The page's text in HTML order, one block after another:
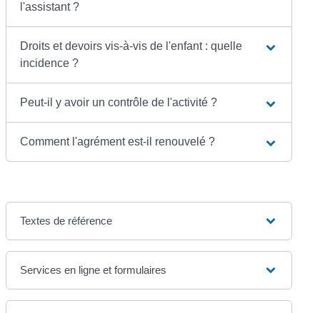
l'assistant ?
Droits et devoirs vis-à-vis de l'enfant : quelle
incidence ?
Peut-il y avoir un contrôle de l'activité ?
Comment l'agrément est-il renouvelé ?
Textes de référence
Services en ligne et formulaires